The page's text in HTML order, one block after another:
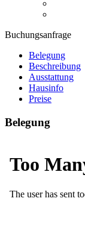
Buchungsanfrage
Belegung
Beschreibung
Ausstattung
Hausinfo
Preise
Belegung